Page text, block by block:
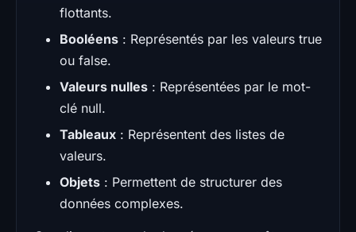
flottants.
Booléens : Représentés par les valeurs true
ou false.
Valeurs nulles : Représentées par le mot-
clé null.
Tableaux : Représentent des listes de
valeurs.
Objets : Permettent de structurer des
données complexes.